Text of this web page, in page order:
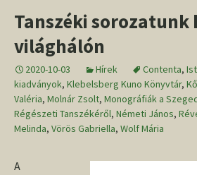
Tanszéki sorozatunk
világhálón
2020-10-03 Hírek Contenta,
kiadványok, Klebelsberg Kuno Könyvtár,
Valéria, Molnár Zsolt, Monográfiák a
Régészeti Tanszékéről, Németi János,
Melinda, Vörös Gabriella, Wolf Mária
A